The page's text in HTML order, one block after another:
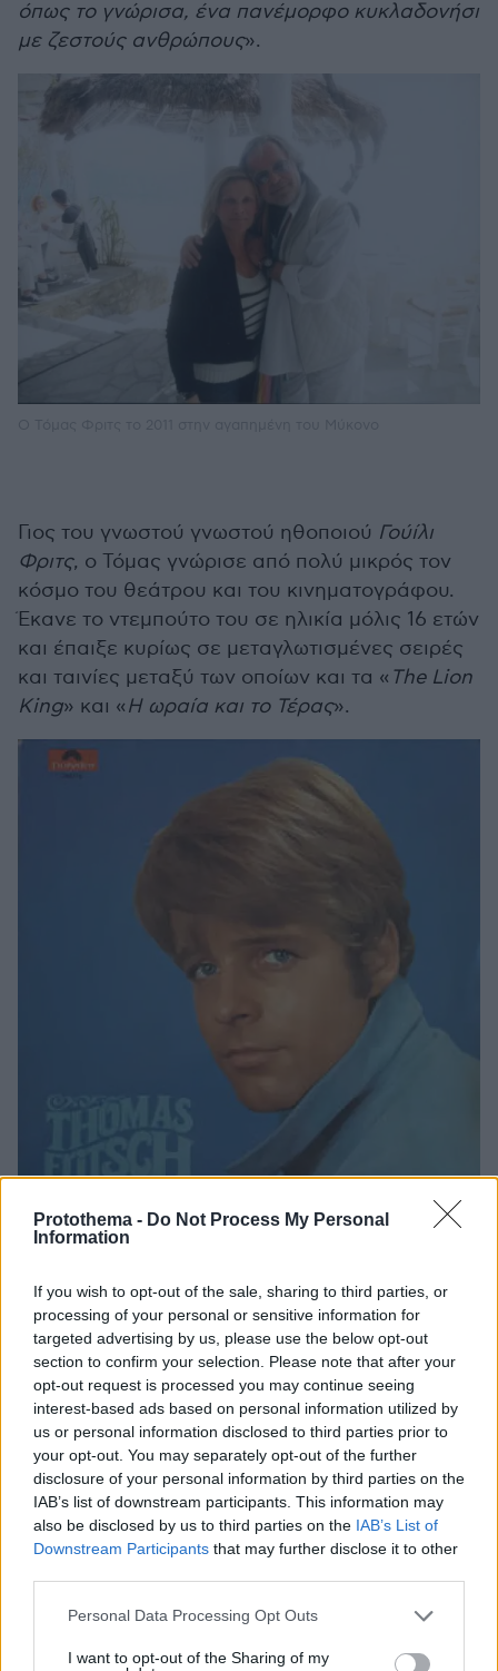
Protothema - Do Not Process My Personal
Information
If you wish to opt-out of the sale, sharing to third parties, or
processing of your personal or sensitive information for
targeted advertising by us, please use the below opt-out
section to confirm your selection. Please note that after your
opt-out request is processed you may continue seeing
interest-based ads based on personal information utilized by
us or personal information disclosed to third parties prior to
your opt-out. You may separately opt-out of the further
disclosure of your personal information by third parties on the
IAB’s list of downstream participants. This information may
also be disclosed by us to third parties on the IAB’s List of
Downstream Participants that may further disclose it to other
Please note that this website/app uses one or more Google
not limited to your visit or usage behaviour. You may click to
Personal Data Processing Opt Outs
I want to opt-out of the Sharing of my
όπως το γνώρισα, ένα πανέμορφο κυκλαδονήσι
με ζεστούς ανθρώπους».
Γιος του γνωστού γνωστού ηθοποιού Γούίλι
Φριτς, ο Τόμας γνώρισε από πολύ μικρός τον
κόσμο του θεάτρου και του κινηματογράφου.
Έκανε το ντεμπούτο του σε ηλικία μόλις 16 ετών
και έπαιξε κυρίως σε μεταγλωτισμένες σειρές
και ταινίες μεταξύ των οποίων και τα « The Lion
King» και «Η ωραία και το Τέρας».
Εξώφυλλο δίσκου με τραγούδια του Τόμας Φριτς
Παράλληλα συμμετείχε σε γερμανικές
τηλεοπτικές σειρές και λίγες ταινίες χωρίς
ωστόσο να καταφέρει να διεισδύσει δυναμικά
στο χώρο του κινηματογράφου. Στα πρώτα
βήματα της καριέρας του ασχολήθηκε
επαγγελματικά και με το τραγούδι
ηχογραφώντας μάλιστα και δίσκους.